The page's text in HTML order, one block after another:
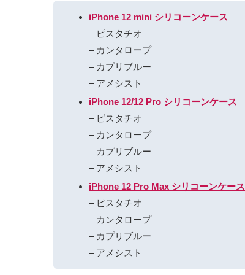
iPhone 12 mini シリコーンケース
– ピスタチオ
– カンタロープ
– カプリブルー
– アメシスト
iPhone 12/12 Pro シリコーンケース
– ピスタチオ
– カンタロープ
– カプリブルー
– アメシスト
iPhone 12 Pro Max シリコーンケース
– ピスタチオ
– カンタロープ
– カプリブルー
– アメシスト